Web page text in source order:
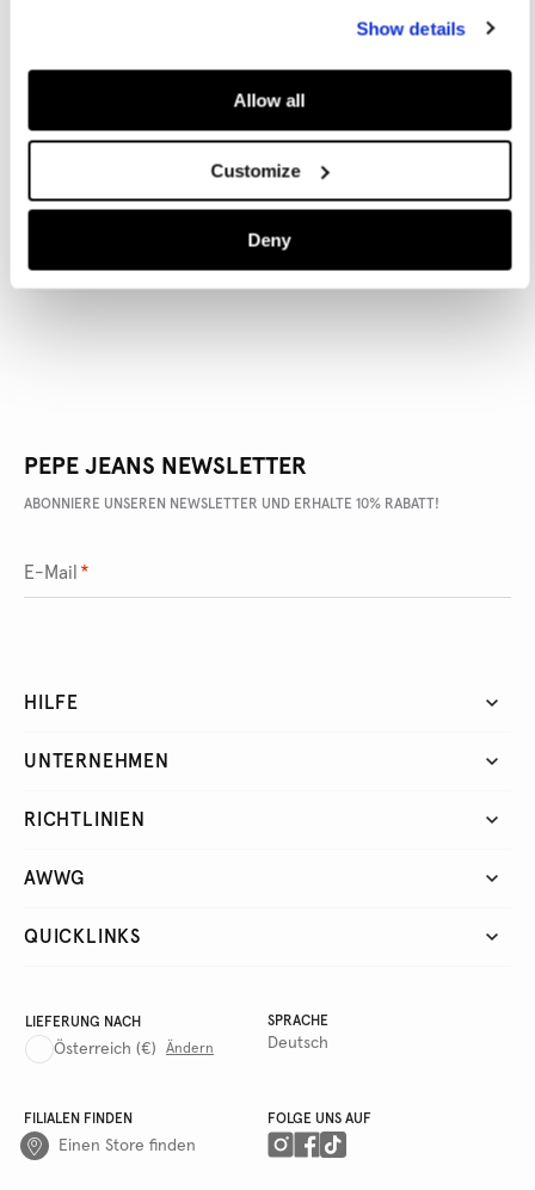
Show details
Allow all
Customize
Deny
im Store
ARTIKEL DETAILS
LIEFERUNG UND RÜCKGABE
PEPE JEANS NEWSLETTER
ABONNIERE UNSEREN NEWSLETTER UND ERHALTE 10% RABATT!
E-Mail *
HILFE
UNTERNEHMEN
RICHTLINIEN
AWWG
QUICKLINKS
LIEFERUNG NACH
Österreich (€) Ändern
SPRACHE
Deutsch
FILIALEN FINDEN
Einen Store finden
FOLGE UNS AUF